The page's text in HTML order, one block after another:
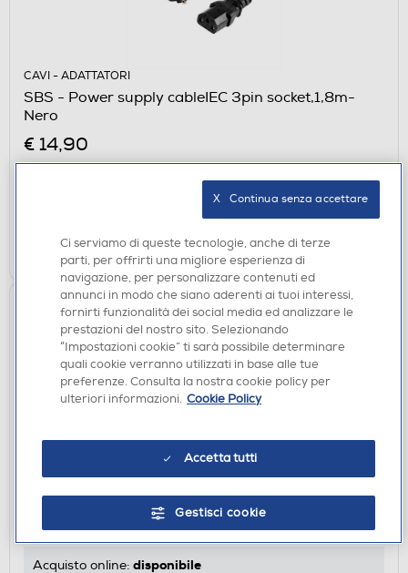
CAVI - ADATTATORI
SBS - Power supply cableIEC 3pin socket,1,8m-
Nero
€ 14,90
Ritiro in negozio in 30' gratuito: verifica
AGGIUNGI
SBS - Cover Skinny per Google Pixel 10A-
Trasparente
€ 12,90
Acquisto online: disponibile
Ci serviamo di queste tecnologie, anche di terze
parti, per offrirti una migliore esperienza di
navigazione, per personalizzare contenuti ed
annunci in modo che siano aderenti ai tuoi interessi,
fornirti funzionalità dei social media ed analizzare le
prestazioni del nostro sito. Selezionando
“Impostazioni cookie” ti sarà possibile determinare
quali cookie verranno utilizzati in base alle tue
preferenze. Consulta la nostra cookie policy per
ulteriori informazioni. Cookie Policy
Accetta tutti
Gestisci cookie
X   Continua senza accettare